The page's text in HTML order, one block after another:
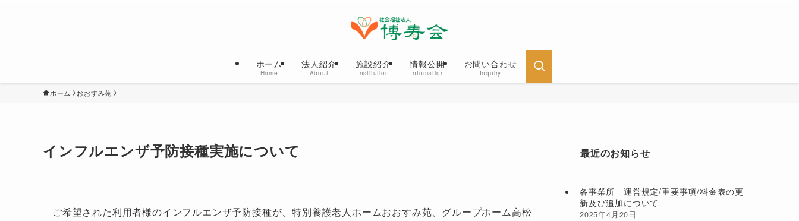
ホーム
Home
法人紹介
About
施設紹介
Institution
情報公開
Infomation
お問い合わせ
Inquiry
ホーム おおすみ苑
インフルエンザ予防接種実施について
ご希望された利用者様のインフルエンザ予防接種が、特別養護老人ホームおおすみ苑、グループホーム高松
最近のお知らせ
各事業所 運営規定/重要事項/料金表の更
新及び追加について
2025年4月20日